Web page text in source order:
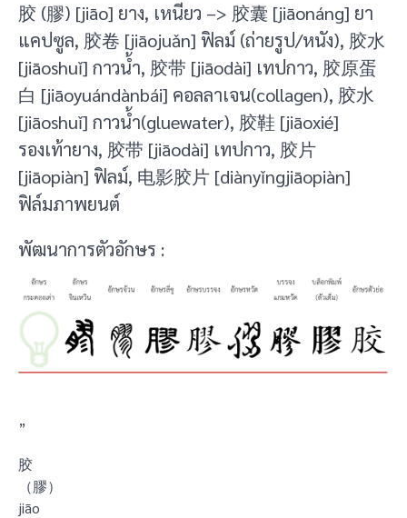
胶 (膠) [jiāo] ยาง, เหนียว –> 胶囊 [jiāonáng] ยา
แคปซูล, 胶卷 [jiāojuǎn] ฟิลม์ (ถ่ายรูป/หนัง), 胶水
[jiāoshuǐ] กาวน้ำ, 胶带 [jiāodài] เทปกาว, 胶原蛋
白 [jiāoyuándànbái] คอลลาเจน(collagen), 胶水
[jiāoshuǐ] กาวน้ำ(gluewater), 胶鞋 [jiāoxié]
รองเท้ายาง, 胶带 [jiāodài] เทปกาว, 胶片
[jiāopiàn] ฟิลม์, 电影胶片 [diànyǐngjiāopiàn]
ฟิล์มภาพยนต์
พัฒนาการตัวอักษร :
”
胶
（膠）
jiāo